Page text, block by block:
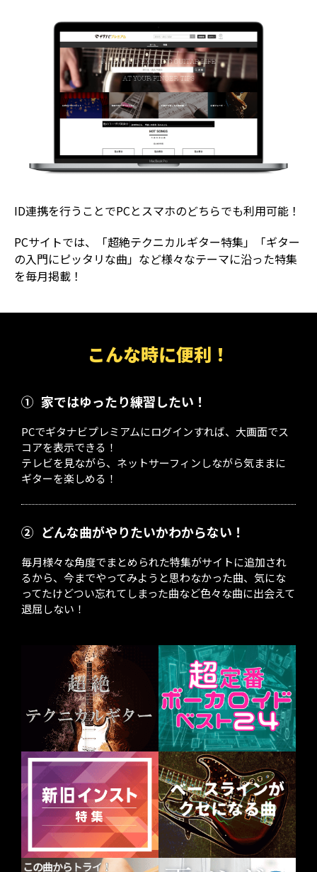
ID連携を行うことでPCとスマホのどちらでも利用可能！
PCサイトでは、「超絶テクニカルギター特集」「ギター
の入門にピッタリな曲」など様々なテーマに沿った特集
を毎月掲載！
こんな時に便利！
① 家ではゆったり練習したい！
PCでギタナビプレミアムにログインすれば、大画面でス
コアを表示できる！
テレビを見ながら、ネットサーフィンしながら気ままに
ギターを楽しめる！
② どんな曲がやりたいかわからない！
毎月様々な角度でまとめられた特集がサイトに追加され
るから、今までやってみようと思わなかった曲、気にな
ってたけどつい忘れてしまった曲など色々な曲に出会えて
退屈しない！